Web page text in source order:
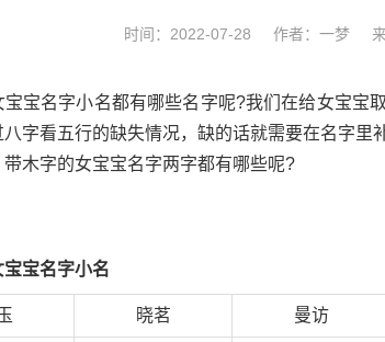
时间：2022-07-28 作者：一梦
宝宝名字小名都有哪些名字呢?我们在给女宝宝
八字看五行的缺失情况，缺的话就需要在名字里
带木字的女宝宝名字两字都有哪些呢?
宝名字小名
晓茗 曼访